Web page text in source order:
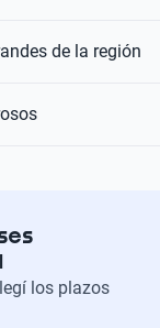
de la región
los plazos